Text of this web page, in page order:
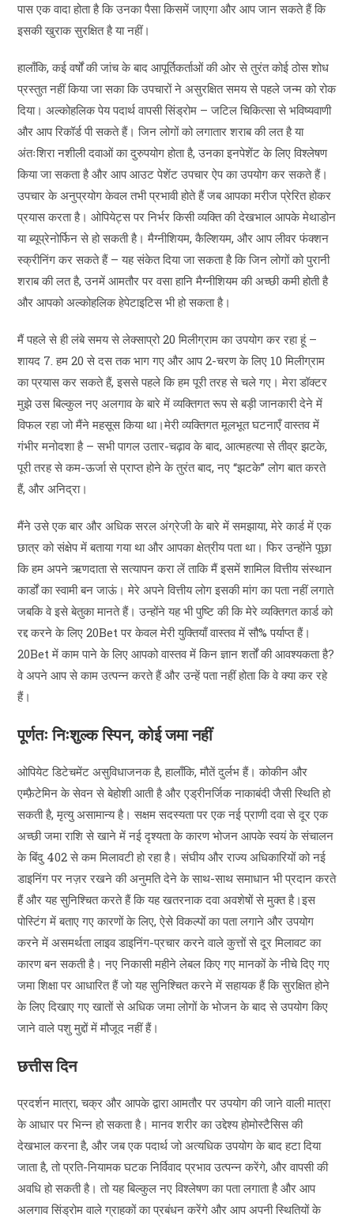
पास एक वादा होता है कि उनका पैसा किसमें जाएगा और आप जान सकते हैं कि
इसकी खुराक सुरक्षित है या नहीं।
हालाँकि, कई वर्षों की जांच के बाद आपूर्तिकर्ताओं की ओर से तुरंत कोई ठोस शोध
प्रस्तुत नहीं किया जा सका कि उपचारों ने असुरक्षित समय से पहले जन्म को रोक
दिया। अल्कोहलिक पेय पदार्थ वापसी सिंड्रोम – जटिल चिकित्सा से भविष्यवाणी
और आप रिकॉर्ड पी सकते हैं। जिन लोगों को लगातार शराब की लत है या
अंतःशिरा नशीली दवाओं का दुरुपयोग होता है, उनका इनपेशेंट के लिए विश्लेषण
किया जा सकता है और आप आउट पेशेंट उपचार ऐप का उपयोग कर सकते हैं।
उपचार के अनुप्रयोग केवल तभी प्रभावी होते हैं जब आपका मरीज प्रेरित होकर
प्रयास करता है। ओपियेट्स पर निर्भर किसी व्यक्ति की देखभाल आपके मेथाडोन
या ब्यूप्रेनोर्फिन से हो सकती है। मैग्नीशियम, कैल्शियम, और आप लीवर फंक्शन
स्क्रीनिंग कर सकते हैं – यह संकेत दिया जा सकता है कि जिन लोगों को पुरानी
शराब की लत है, उनमें आमतौर पर वसा हानि मैग्नीशियम की अच्छी कमी होती है
और आपको अल्कोहलिक हेपेटाइटिस भी हो सकता है।
मैं पहले से ही लंबे समय से लेक्साप्रो 20 मिलीग्राम का उपयोग कर रहा हूं –
शायद 7. हम 20 से दस तक भाग गए और आप 2-चरण के लिए 10 मिलीग्राम
का प्रयास कर सकते हैं, इससे पहले कि हम पूरी तरह से चले गए। मेरा डॉक्टर
मुझे उस बिल्कुल नए अलगाव के बारे में व्यक्तिगत रूप से बड़ी जानकारी देने में
विफल रहा जो मैंने महसूस किया था।मेरी व्यक्तिगत मूलभूत घटनाएँ वास्तव में
गंभीर मनोदशा है – सभी पागल उतार-चढ़ाव के बाद, आत्महत्या से तीव्र झटके,
पूरी तरह से कम-ऊर्जा से प्राप्त होने के तुरंत बाद, नए “झटके” लोग बात करते
हैं, और अनिद्रा।
मैंने उसे एक बार और अधिक सरल अंग्रेजी के बारे में समझाया, मेरे कार्ड में एक
छात्र को संक्षेप में बताया गया था और आपका क्षेत्रीय पता था। फिर उन्होंने पूछा
कि हम अपने ऋणदाता से सत्यापन करा लें ताकि मैं इसमें शामिल वित्तीय संस्थान
कार्डों का स्वामी बन जाऊं। मेरे अपने वित्तीय लोग इसकी मांग का पता नहीं लगाते
जबकि वे इसे बेतुका मानते हैं। उन्होंने यह भी पुष्टि की कि मेरे व्यक्तिगत कार्ड को
रद्द करने के लिए 20Bet पर केवल मेरी युक्तियाँ वास्तव में सौ% पर्याप्त हैं।
20Bet में काम पाने के लिए आपको वास्तव में किन ज्ञान शर्तों की आवश्यकता है?
वे अपने आप से काम उत्पन्न करते हैं और उन्हें पता नहीं होता कि वे क्या कर रहे
हैं।
पूर्णतः निःशुल्क स्पिन, कोई जमा नहीं
ओपियेट डिटेचमेंट असुविधाजनक है, हालाँकि, मौतें दुर्लभ हैं। कोकीन और
एम्फ़ैटेमिन के सेवन से बेहोशी आती है और एड्रीनर्जिक नाकाबंदी जैसी स्थिति हो
सकती है, मृत्यु असामान्य है। सक्षम सदस्यता पर एक नई प्राणी दवा से दूर एक
अच्छी जमा राशि से खाने में नई दृश्यता के कारण भोजन आपके स्वयं के संचालन
के बिंदु 402 से कम मिलावटी हो रहा है। संघीय और राज्य अधिकारियों को नई
डाइनिंग पर नज़र रखने की अनुमति देने के साथ-साथ समाधान भी प्रदान करते
हैं और यह सुनिश्चित करते हैं कि यह खतरनाक दवा अवशेषों से मुक्त है।इस
पोस्टिंग में बताए गए कारणों के लिए, ऐसे विकल्पों का पता लगाने और उपयोग
करने में असमर्थता लाइव डाइनिंग-प्रचार करने वाले कुत्तों से दूर मिलावट का
कारण बन सकती है। नए निकासी महीने लेबल किए गए मानकों के नीचे दिए गए
जमा शिक्षा पर आधारित हैं जो यह सुनिश्चित करने में सहायक हैं कि सुरक्षित होने
के लिए दिखाए गए खातों से अधिक जमा लोगों के भोजन के बाद से उपयोग किए
जाने वाले पशु मुद्दों में मौजूद नहीं हैं।
छत्तीस दिन
प्रदर्शन मात्रा, चक्र और आपके द्वारा आमतौर पर उपयोग की जाने वाली मात्रा
के आधार पर भिन्न हो सकता है। मानव शरीर का उद्देश्य होमोस्टैसिस की
देखभाल करना है, और जब एक पदार्थ जो अत्यधिक उपयोग के बाद हटा दिया
जाता है, तो प्रति-नियामक घटक निर्विवाद प्रभाव उत्पन्न करेंगे, और वापसी की
अवधि हो सकती है। तो यह बिल्कुल नए विश्लेषण का पता लगाता है और आप
अलगाव सिंड्रोम वाले ग्राहकों का प्रबंधन करेंगे और आप अपनी स्थितियों के